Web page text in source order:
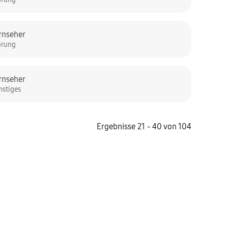
Ergebnisse 21 - 40 von 104